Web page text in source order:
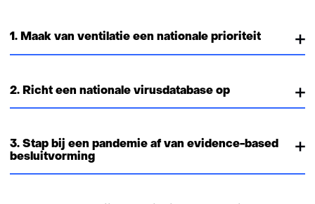
1. Maak van ventilatie een nationale prioriteit
2. Richt een nationale virusdatabase op
3. Stap bij een pandemie af van evidence-based
besluitvorming